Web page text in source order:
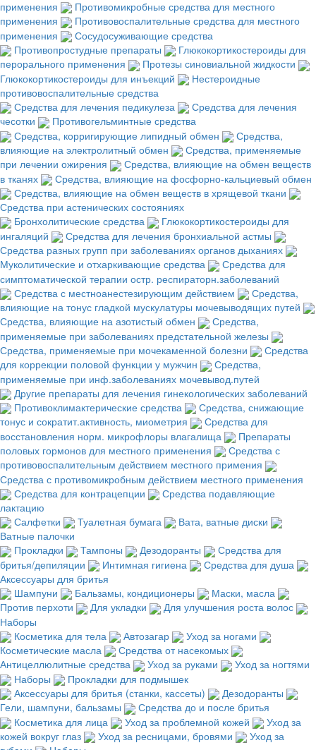
применения
Противомикробные средства для местного
применения
Противовоспалительные средства для местного
применения
Сосудосуживающие средства
Противопростудные препараты
Глюкокортикостероиды для
перорального применения
Протезы синовиальной жидкости
Глюкокортикостероиды для инъекций
Нестероидные
противовоспалительные средства
Средства для лечения педикулеза
Средства для лечения
чесотки
Противогельминтные средства
Средства, корригирующие липидный обмен
Средства,
влияющие на электролитный обмен
Средства, применяемые
при лечении ожирения
Средства, влияющие на обмен веществ
в тканях
Средства, влияющие на фосфорно-кальциевый обмен
Средства, влияющие на обмен веществ в хрящевой ткани
Средства при астенических состояниях
Бронхолитические средства
Глюкокортикостероиды для
ингаляций
Средства для лечения бронхиальной астмы
Средства разных групп при заболеваниях органов дыханиях
Муколитические и отхаркивающие средства
Средства для
симптоматической терапии остр. респираторн.заболеваний
Средства с местноанестезирующим действием
Средства,
влияющие на тонус гладкой мускулатуры мочевыводящих путей
Средства, влияющие на азотистый обмен
Средства,
применяемые при заболеваниях предстательной железы
Средства, применяемые при мочекаменной болезни
Средства
для коррекции половой функции у мужчин
Средства,
применяемые при инф.заболеваниях мочевывод.путей
Другие препараты для лечения гинекологических заболеваний
Противоклимактерические средства
Средства, снижающие
тонус и сократит.активность, миометрия
Средства для
восстановления норм. микрофлоры влагалища
Препараты
половых гормонов для местного применения
Средства с
противовоспалительным действием местного примения
Средства с противомикробным действием местного применения
Средства для контрацепции
Средства подавляющие
лактацию
Салфетки
Туалетная бумага
Вата, ватные диски
Ватные палочки
Прокладки
Тампоны Дезодоранты
Средства для
бритья/депиляции
Интимная гигиена
Средства для душа
Аксессуары для бритья
Шампуни
Бальзамы, кондиционеры
Маски, масла
Против перхоти
Для укладки
Для улучшения роста волос
Наборы
Косметика для тела
Автозагар
Уход за ногами
Косметические масла
Средства от насекомых
Антицеллюлитные средства
Уход за руками
Уход за ногтями
Наборы
Прокладки для подмышек
Аксессуары для бритья (станки, кассеты)
Дезодоранты
Гели, шампуни, бальзамы
Средства до и после бритья
Косметика для лица
Уход за проблемной кожей
Уход за
кожей вокруг глаз
Уход за ресницами, бровями
Уход за